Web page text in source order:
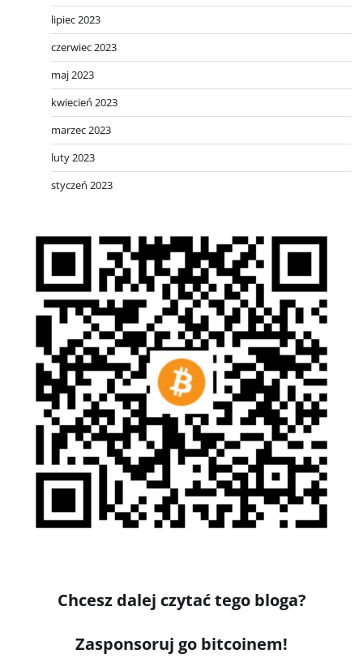
lipiec 2023
czerwiec 2023
maj 2023
kwiecień 2023
marzec 2023
luty 2023
styczeń 2023
Chcesz dalej czytać tego bloga?
Zasponsoruj go bitcoinem!